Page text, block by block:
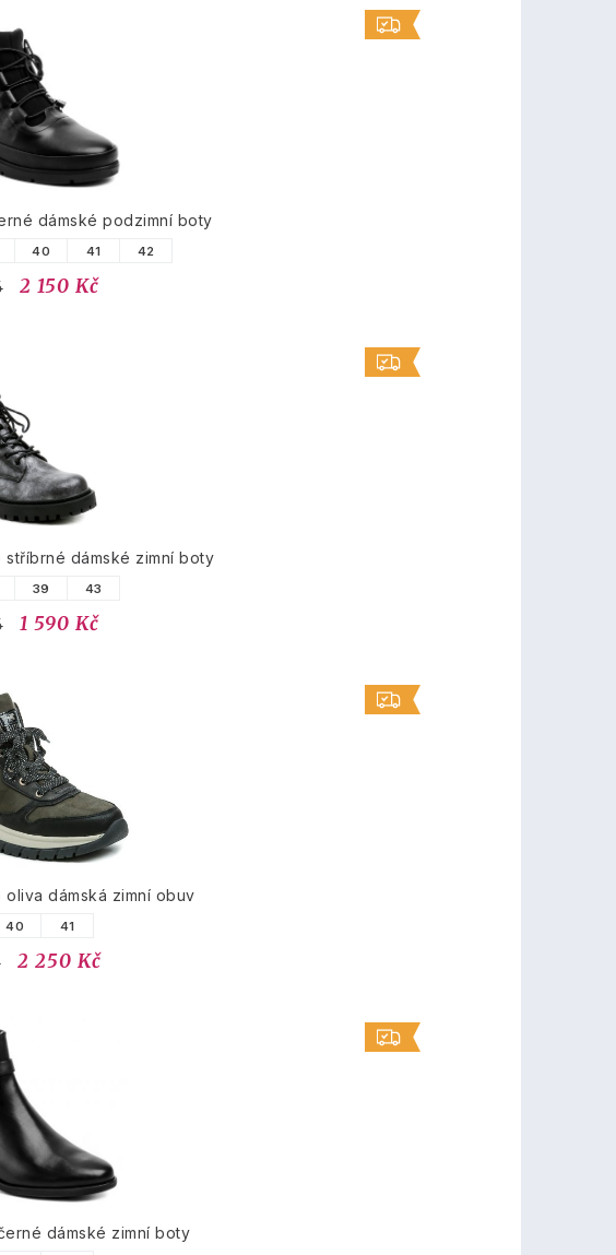
dámské podzimní boty
40 41 42
2 150 Kč
stříbrné dámské zimní boty
39 43
1 590 Kč
oliva dámská zimní obuv
40 41
2 250 Kč
dámské zimní boty